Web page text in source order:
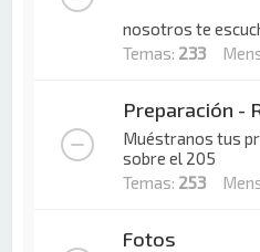
nosotros te
Temas: 233
Preparación -
Muéstranos tus
sobre el 205
Temas: 253
Fotos